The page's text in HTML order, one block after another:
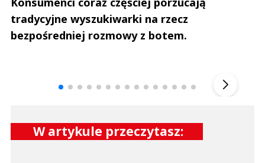
tradycyjne wyszukiwarki na rzecz
bezpośredniej rozmowy z botem.
W artykule przeczytasz: